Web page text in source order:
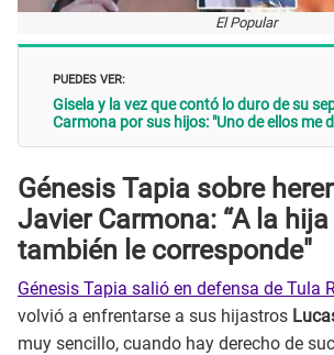
El Popular
PUEDES VER:
Gisela y la vez que contó lo duro de su
Carmona por sus hijos: "Uno de ellos me
Génesis Tapia sobre
Javier Carmona: “A la
también le corresponde"
Génesis Tapia salió en defensa de Tula
volvió a enfrentarse a sus hijastros
muy sencillo, cuando hay derecho de